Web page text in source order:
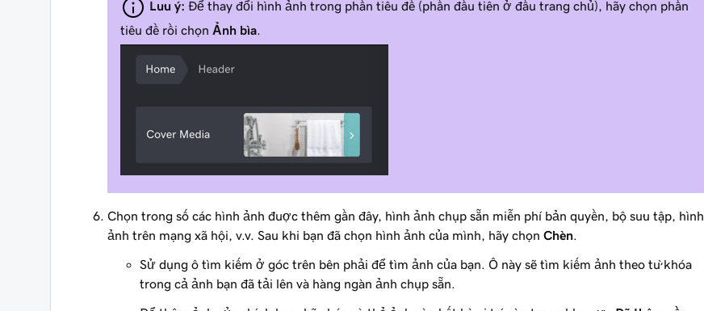
Lưu ý: Để thay đổi hình ảnh trong phần tiêu đề (phần đầu tiên ở đầu trang chủ), hãy chọn phần
tiêu đề rồi chọn Ảnh bìa
Chọn trong số các hình ảnh được thêm gần đây, hình ảnh chụp sẵn miễn phí bản quyền, bộ sưu tập, hình
ảnh trên mạng xã hội, v.v. Sau khi bạn đã chọn hình ảnh của mình, hãy chọn Chèn
Sử dụng ô tìm kiếm ở góc trên bên phải để tìm ảnh của bạn. Ô này sẽ tìm kiếm ảnh theo từ khóa
trong cả ảnh bạn đã tải lên và hàng ngàn ảnh chụp sẵn.